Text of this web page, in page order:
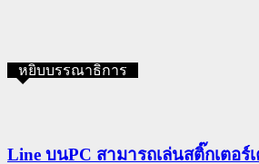
หยิบบรรณาธิการ
Line บนPC สามารถเล่นสติ๊กเตอร์